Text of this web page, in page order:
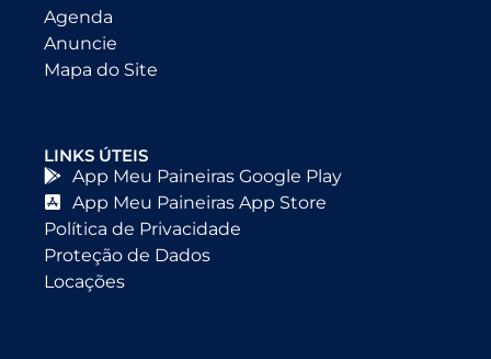
Agenda
Anuncie
Mapa do Site
LINKS ÚTEIS
App Meu Paineiras Google Play
App Meu Paineiras App Store
Política de Privacidade
Proteção de Dados
Locações